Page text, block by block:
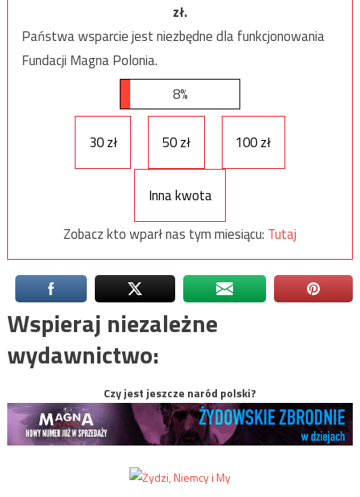
zł.
Państwa wsparcie jest niezbędne dla funkcjonowania
Fundacji Magna Polonia.
8%
30 zł 50 zł 100 zł
Inna kwota
Zobacz kto wparł nas tym miesiącu: Tutaj
Wspieraj niezależne
wydawnictwo:
Czy jest jeszcze naród polski?